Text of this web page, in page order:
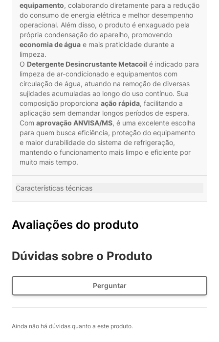
equipamento, colaborando diretamente para a redução
do consumo de energia elétrica e melhor desempenho
operacional. Além disso, o produto é enxaguado pela
própria condensação do aparelho, promovendo
economia de água e mais praticidade durante a
limpeza.
O Detergente Desincrustante Metacoil é indicado para
limpeza de ar-condicionado e equipamentos com
circulação de água, atuando na remoção de diversas
sujidades acumuladas ao longo do uso contínuo. Sua
composição proporciona ação rápida, facilitando a
aplicação sem demandar longos períodos de espera.
Com aprovação ANVISA/MS, é uma excelente escolha
para quem busca eficiência, proteção do equipamento
e maior durabilidade do sistema de refrigeração,
mantendo o funcionamento mais limpo e eficiente por
muito mais tempo.
Características técnicas
Avaliações do produto
Dúvidas sobre o Produto
Perguntar
Ainda não há dúvidas quanto a este produto.